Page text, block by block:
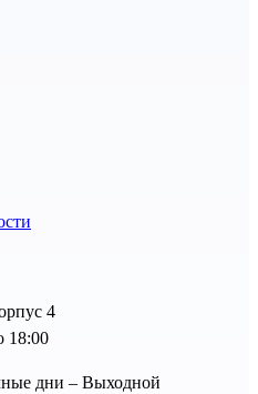
4
18:00
дни – Выходной